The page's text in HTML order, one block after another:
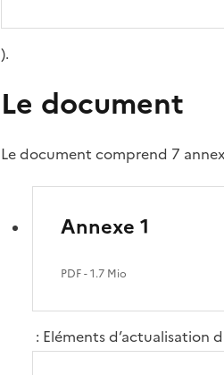
).
Le document
Le document comprend 7
Annexe 1
PDF- 1.7 Mio
: Eléments d’actualisation